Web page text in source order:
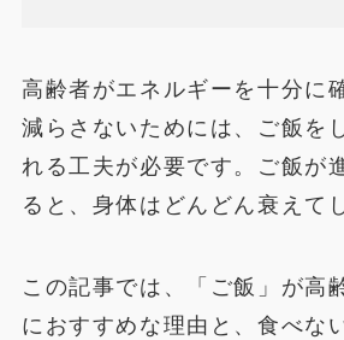
高齢者がエネルギーを十分に
減らさないためには、ご飯を
れる工夫が必要です。ご飯が
ると、身体はどんどん衰えて
この記事では、「ご飯」が高
におすすめな理由と、食べな